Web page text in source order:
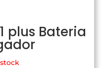
plus Bateria